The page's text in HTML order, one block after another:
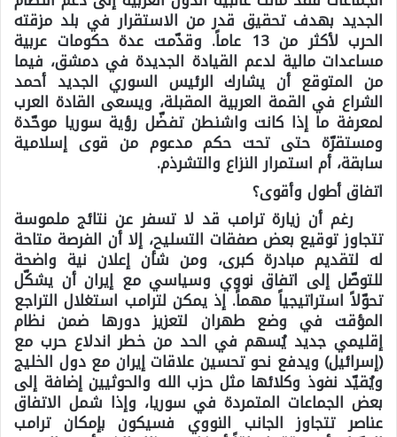
الجديد بهدف تحقيق قدر من الاستقرار في بلد مزقته
الحرب لأكثر من 13 عاماً. وقدّمت عدة حكومات عربية
مساعدات مالية لدعم القيادة الجديدة في دمشق، فيما
من المتوقع أن يشارك الرئيس السوري الجديد أحمد
الشراع في القمة العربية المقبلة، ويسعى القادة العرب
لمعرفة ما إذا كانت واشنطن تفضّل رؤية سوريا موحّدة
ومستقرّة حتى تحت حكم مدعوم من قوى إسلامية
سابقة، أم استمرار النزاع والتشرذم.
اتفاق أطول وأقوى؟
رغم أن زيارة ترامب قد لا تسفر عن نتائج ملموسة
تتجاوز توقيع بعض صفقات التسليح، إلا أن الفرصة متاحة
له لتقديم مبادرة كبرى، ومن شأن إعلان نية واضحة
للتوصّل إلى اتفاق نووي وسياسي مع إيران أن يشكّل
تحوّلاً استراتيجياً مهماً. إذ يمكن لترامب استغلال التراجع
المؤقت في وضع طهران لتعزيز دورها ضمن نظام
إقليمي جديد يُسهم في الحد من خطر اندلاع حرب مع
(إسرائيل) ويدفع نحو تحسين علاقات إيران مع دول الخليج
ويُقيّد نفوذ وكلائها مثل حزب الله والحوثيين إضافة إلى
بعض الجماعات المتمردة في سوريا، وإذا شمل الاتفاق
عناصر تتجاوز الجانب النووي فسيكون بإمكان ترامب